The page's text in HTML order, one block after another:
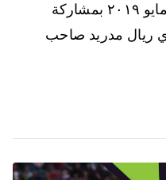
اغسطس ٢٠١٨ وانتهى ب ٢٦ مايو ٢٠١٩ بمشاركة
ريال مدريد صاحب